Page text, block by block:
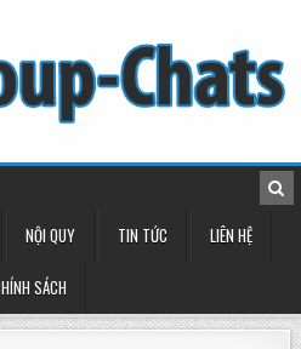
NỘI QUY TIN TỨC LIÊN HỆ
SÁCH